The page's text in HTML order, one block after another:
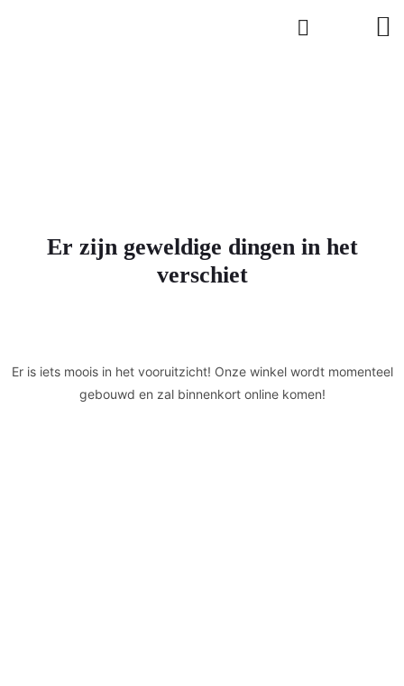
Er zijn geweldige dingen in het
verschiet
Er is iets moois in het vooruitzicht! Onze winkel wordt momenteel
gebouwd en zal binnenkort online komen!